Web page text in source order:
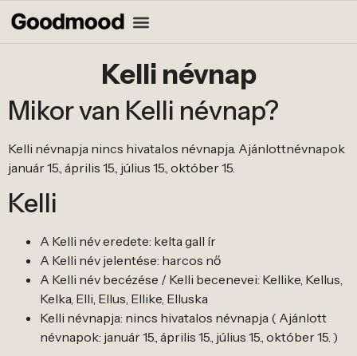
Kelli névnap
Mikor van Kelli névnap?
Kelli névnapja nincs hivatalos névnapja. Ajánlottnévnapok
január 15., április 15., július 15., október 15.
Kelli
A Kelli név eredete: kelta gall ír
A Kelli név jelentése: harcos nő
A Kelli név becézése / Kelli becenevei: Kellike, Kellus,
Kelka, Elli, Ellus, Ellike, Elluska
Kelli névnapja: nincs hivatalos névnapja ( Ajánlott
névnapok: január 15., április 15., július 15., október 15. )